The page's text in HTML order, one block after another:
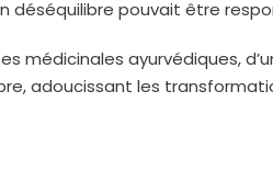
déséquilibre pouvait être
médicinales ayurvédiques,
adoucissant les